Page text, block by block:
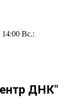
Вс.:
ДНК"